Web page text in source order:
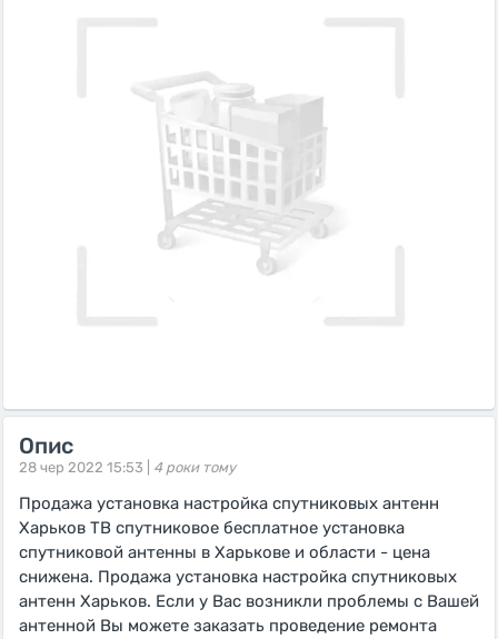
Опис
28 чер 2022 15:53 | 4 роки тому
Продажа установка настройка спутниковых антенн
Харьков ТВ спутниковое бесплатное установка
спутниковой антенны в Харькове и области - цена
снижена. Продажа установка настройка спутниковых
антенн Харьков. Если у Вас возникли проблемы с Вашей
антенной Вы можете заказать проведение ремонта